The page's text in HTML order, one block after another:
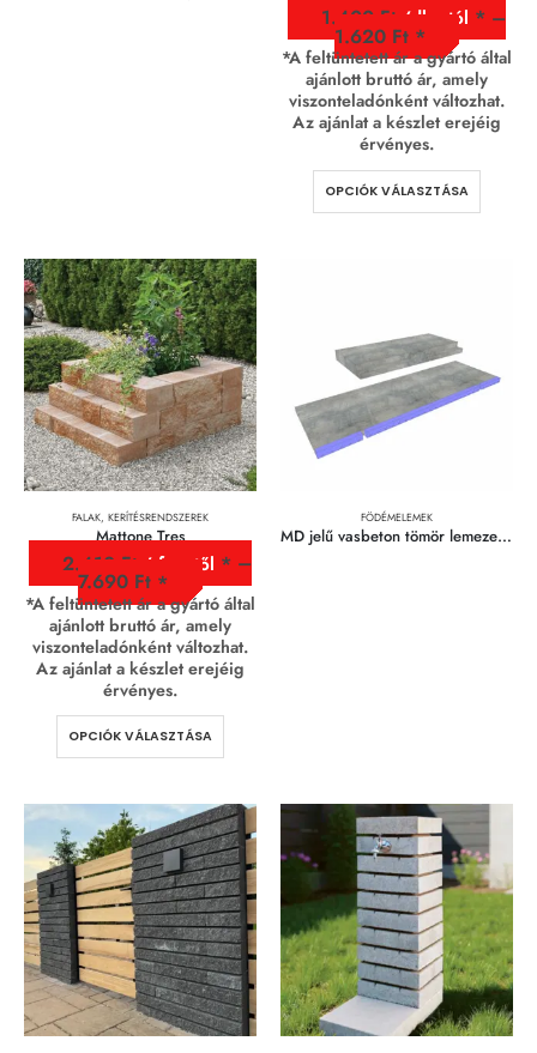
1.400 Ft /db - tól –
1.620 Ft
*A feltüntetett ár a gyártó által
ajánlott bruttó ár, amely
viszonteladónként változhat.
Az ajánlat a készlet erejéig
érvényes.
OPCIÓK VÁLASZTÁSA
FALAK, KERÍTÉSRENDSZEREK
Mattone Tres
2.410 Ft / fm - től –
7.690 Ft
*A feltüntetett ár a gyártó által
ajánlott bruttó ár, amely
viszonteladónként változhat.
Az ajánlat a készlet erejéig
érvényes.
OPCIÓK VÁLASZTÁSA
FÖDÉMELEMEK
MD jelű vasbeton tömör lemezelem